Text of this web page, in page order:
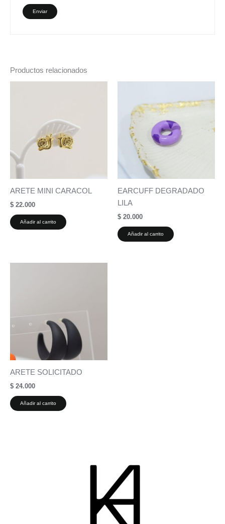
Productos relacionados
ARETE MINI CARACOL
$ 22.000
Añadir al carrito
EARCUFF DEGRADADO
LILA
$ 20.000
Añadir al carrito
ARETE SOLICITADO
$ 24.000
Añadir al carrito